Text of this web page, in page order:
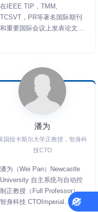
在IEEE TIP，TMM,
TCSVT，PR等著名国际期刊
和重要国际会议上发表论文
潘为
国纽卡斯尔大学正教授，智身科
技CTO
潘为（Wei Pan）Newcastle
University 自主系统与自动控
制正教授（Full Professor）
智身科技 CTOImperial